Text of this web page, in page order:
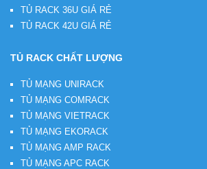
TỦ RACK 36U GIÁ RẺ
TỦ RACK 42U GIÁ RẺ
TỦ RACK CHẤT LƯỢNG
TỦ MẠNG UNIRACK
TỦ MẠNG COMRACK
TỦ MẠNG VIETRACK
TỦ MẠNG EKORACK
TỦ MẠNG AMP RACK
TỦ MẠNG APC RACK